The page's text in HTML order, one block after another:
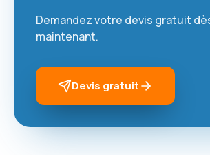
Demandez votre devis gratuit
maintenant.
Devis gratuit